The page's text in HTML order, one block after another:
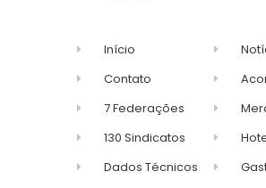
Início
Contato
7 Federações
130 Sindicatos
Dados Técnicos